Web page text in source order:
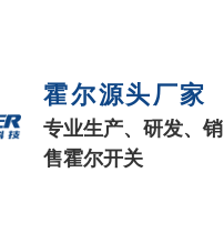
霍尔源头厂家
专业生产、研发、销
售霍尔开关